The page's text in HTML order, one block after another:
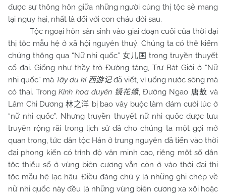
được sự thông hôn giữa những người cùng thị tộc sẽ mang
lại nguy hại, nhất là đối với con cháu đời sau.
Tộc ngoại hôn sản sinh vào giai đoạn cuối của thời đại
thị tộc mẫu hệ ở xã hội nguyên thuỷ. Chúng ta có thể kiểm
chứng thông qua “Nữ nhi quốc” 女儿国 trong truyền thuyết
cổ đại. Giống như thầy trò Đường tăng, Trư Bát Giới ở “Nữ
nhi quốc” mà Tây du kí 西游记đã viết, vì uống nước sông mà
có thai. TrongKính hoa duyên 镜花缘, Đường Ngao 唐敖 và
Lâm Chi Dương 林之洋 bị bao vây buộc làm đám cưới lúc ở
“nữ nhi quốc”. Nhưng truyền thuyết nữ nhi quốc được lưu
truyền rộng rãi trong lịch sử đã cho chúng ta một gợi mở
quan trọng, tức dân tộc Hán ở trung nguyên đã tiến vào thời
đại phong kiến có trình độ văn minh cao, riêng một số dân
tộc thiểu số ở vùng biên cương vẫn còn ở vào thời đại thị
tộc mẫu hệ lạc hậu. Điều đáng chú ý là những ghi chép về
nữ nhi quốc này đều là những vùng biên cương xa xôi hoặc